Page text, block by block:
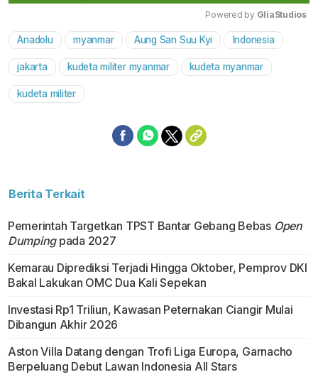
Mute
Powered by GliaStudios
Anadolu myanmar Aung San Suu Kyi Indonesia
jakarta kudeta militer myanmar kudeta myanmar
kudeta militer
Berita Terkait
Pemerintah Targetkan TPST Bantar Gebang Bebas Open
Dumpingpada 2027
Kemarau Diprediksi Terjadi Hingga Oktober, Pemprov DKI
Bakal Lakukan OMC Dua Kali Sepekan
Investasi Rp1 Triliun, Kawasan Peternakan Ciangir Mulai
Dibangun Akhir 2026
Aston Villa Datang dengan Trofi Liga Europa, Garnacho
Berpeluang Debut Lawan Indonesia All Stars